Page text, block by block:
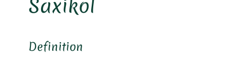
Saxikol
Definition